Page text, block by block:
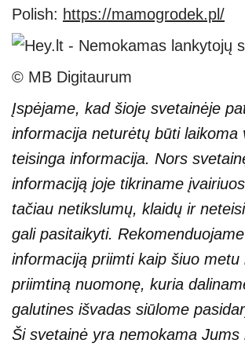
Polish: https://mamogrodek.pl/
© MB Digitaurum
Įspėjame, kad šioje svetainėje
informacija neturėtų būti laikoma
teisinga informacija. Nors
informaciją joje tikriname
tačiau netikslumų, klaidų ir
gali pasitaikyti.
informaciją priimti kaip šiuo metu
priimtiną nuomonę, kuria
galutines išvadas siūlome
Ši svetainė yra nemokama Jums